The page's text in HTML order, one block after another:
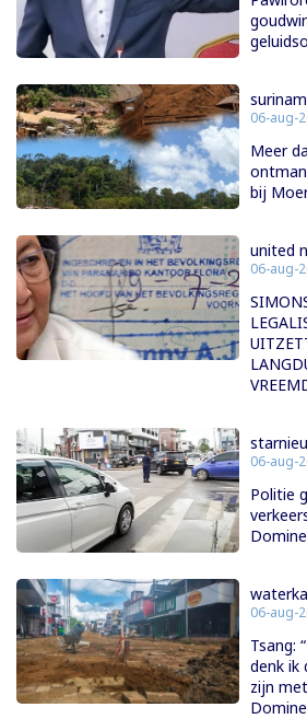
06-aug-
Meer
bij
united
06-aug-
06-aug-
Politie
06-aug-
Tsang:
denk ik
zijn